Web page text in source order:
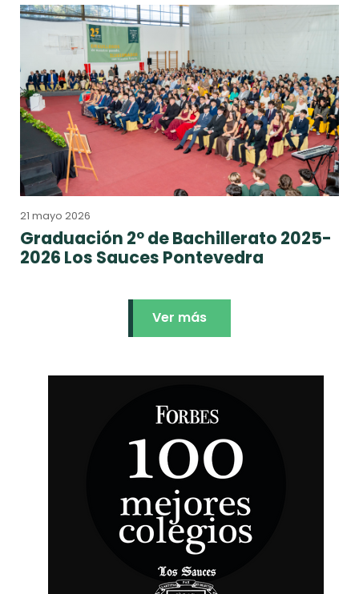
21 mayo 2026
Graduación 2º de Bachillerato 2025-
2026 Los Sauces Pontevedra
Ver más